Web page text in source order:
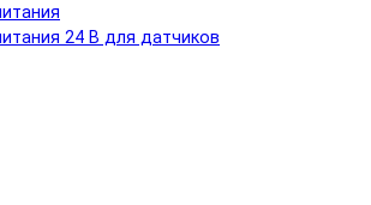
24 В для датчиков